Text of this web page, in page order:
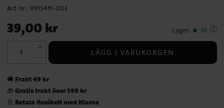
Art nr: 9915411-203
Pris: 39,00 kr
39,00 kr Lager: 16
LÄGG I VARUKORGEN
🚚 Frakt 49 kr
🎁 Gratis frakt över 599 kr
📄 Betala flexibelt med Klarna